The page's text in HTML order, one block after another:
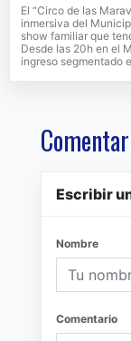
El “Circo de las
inmersiva del
show familiar que
Desde las 20h en el
ingreso segmentado
Escribir
Nombre
Comentario